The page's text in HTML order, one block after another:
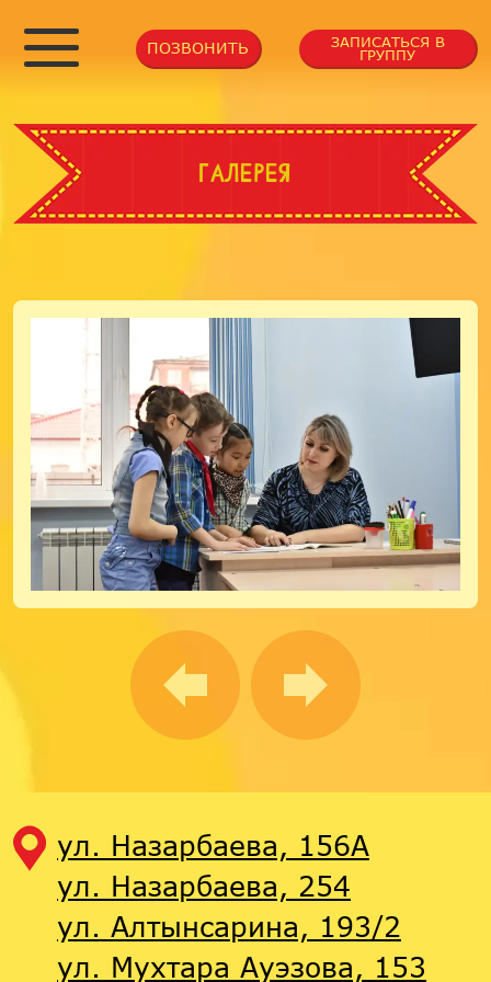
ПОЗВОНИТЬ ЗАПИСАТЬСЯ В
ГРУППУ
Галерея
ул. Назарбаева, 156А
ул. Назарбаева, 254
ул. Алтынсарина, 193/2
ул. Мухтара Ауэзова, 153